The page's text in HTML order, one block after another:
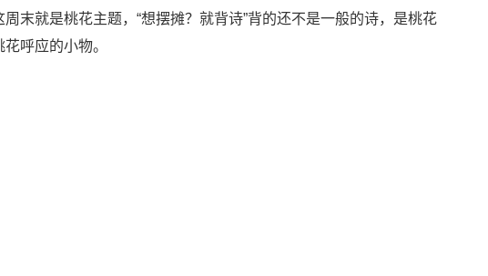
就是桃花主题，“想摆摊？就背诗”背的还不是一般的诗，是桃花
呼应的小物。